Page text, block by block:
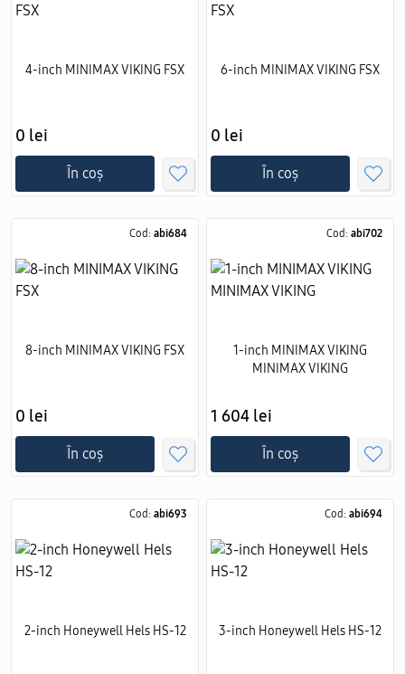
4-inch MINIMAX VIKING FSX
0 lei
În coș
6-inch MINIMAX VIKING FSX
0 lei
În coș
Cod: abi684
8-inch MINIMAX VIKING FSX
0 lei
În coș
Cod: abi702
1-inch MINIMAX VIKING
MINIMAX VIKING
1 604 lei
În coș
Cod: abi693
2-inch Honeywell Hels HS-12
Cod: abi694
3-inch Honeywell Hels HS-12